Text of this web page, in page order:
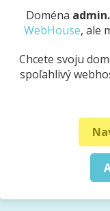
Doména
WebHouse, ale
Chcete svoju
spoľahlivý